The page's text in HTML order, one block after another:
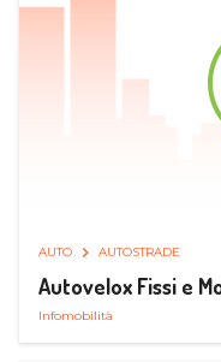
AUTO AUTOSTRADE
Autovelox Fissi e
Infomobilità